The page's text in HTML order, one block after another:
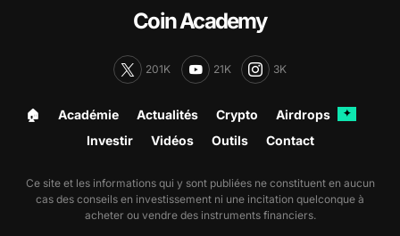
Coin Academy
201K 21K 3K
🏠︎ Académie Actualités Crypto Airdrops ✦
Investir Vidéos Outils Contact
Ce site et les informations qui y sont publiées ne constituent en aucun
cas des conseils en investissement ni une incitation quelconque à
acheter ou vendre des instruments financiers.